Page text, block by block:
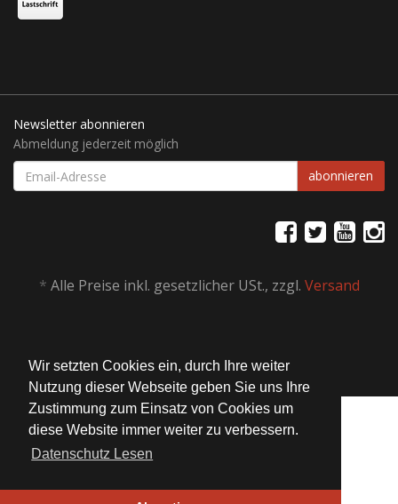
Wir setzten Cookies ein, durch Ihre weiter
Nutzung dieser Webseite geben Sie uns Ihre
Zustimmung zum Einsatz von Cookies um
diese Website immer weiter zu verbessern.
Datenschutz Lesen
Newsletter abonnieren
Abmeldung jederzeit möglich
EMAIL-
ADRESSE
abonnieren
* Alle Preise inkl. gesetzlicher USt., zzgl. Versand
JTL-Shop| Design by ©WAM